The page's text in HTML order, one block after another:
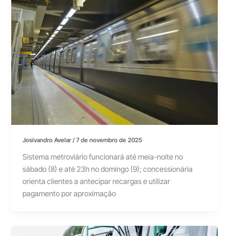
Josivandro Avelar/7 de novembro de 2025
Sistema metroviário funcionará até meia-noite no
sábado (8) e até 23h no domingo (9); concessionária
orienta clientes a antecipar recargas e utilizar
pagamento por aproximação